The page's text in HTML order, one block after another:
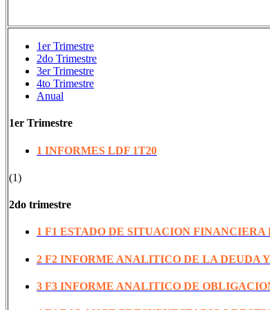
1er Trimestre
2do Trimestre
3er Trimestre
4to Trimestre
Anual
1er Trimestre
1 INFORMES LDF 1T20
(1)
2do trimestre
1 F1 ESTADO DE SITUACION
2 F2 INFORME ANALITICO DE LA DEUDA
3 F3 INFORME ANALITICO DE